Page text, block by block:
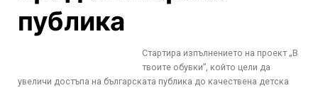
публика
Стартира изпълнението на проект „В
твоите обувки”, който цели да
увеличи достъпа на българската публика до качествена детска